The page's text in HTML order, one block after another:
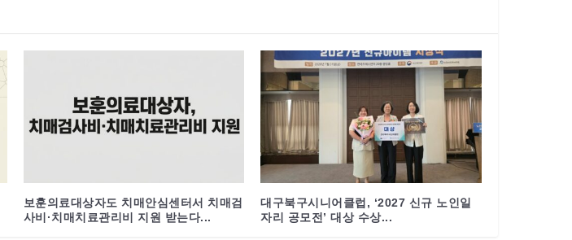
보훈의료대상자도 치매안심센터서 치매검
사비·치매치료관리비 지원 받는다...
대구북구시니어클럽, ‘2027 신규 노인일
자리 공모전’ 대상 수상...